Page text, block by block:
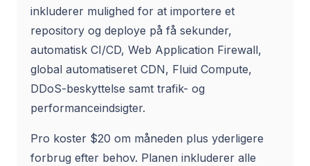
inkluderer mulighed for at importere et
repository og deploye på få sekunder,
automatisk CI/CD, Web Application Firewall,
global automatiseret CDN, Fluid Compute,
DDoS-beskyttelse samt trafik- og
performanceindsigter.
Pro koster $20 om måneden plus yderligere
forbrug efter behov. Planen inkluderer alle